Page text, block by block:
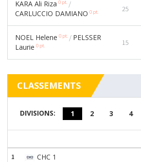
KARA Ali Riza 0 pt. /
CARLUCCIO DAMIANO 0 pt. 25
NOEL Helene 0 pt. / PELSSER
Laurie 0 pt. 15
CLASSEMENTS
DIVISIONS: 1 2 3 4
1 CHC 1